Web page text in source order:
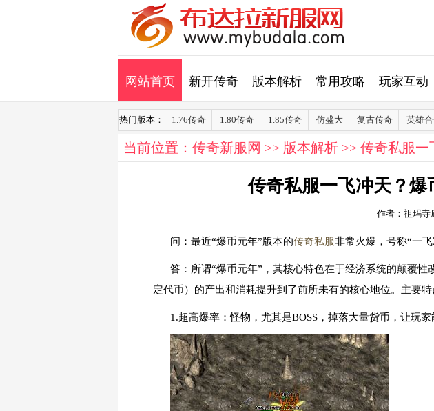
网站首页 新开传奇 版本解析 常用攻略 玩家互动
热门版本： 1.76传奇 1.80传奇 1.85传奇 仿盛大 复古传奇 英雄
当前位置： 传奇新服网 >> 版本解析 >> 传奇私服
传奇私服一飞冲天？
作者：祖玛寺
问：最近“爆币元年”版本的传奇私服非常火爆，号称“一
答：所谓“爆币元年”，其核心特色在于经济系统的颠覆
定代币）的产出和消耗提升到了前所未有的核心地位。主要特
1.超高爆率：怪物，尤其是BOSS，掉落大量货币，让玩家